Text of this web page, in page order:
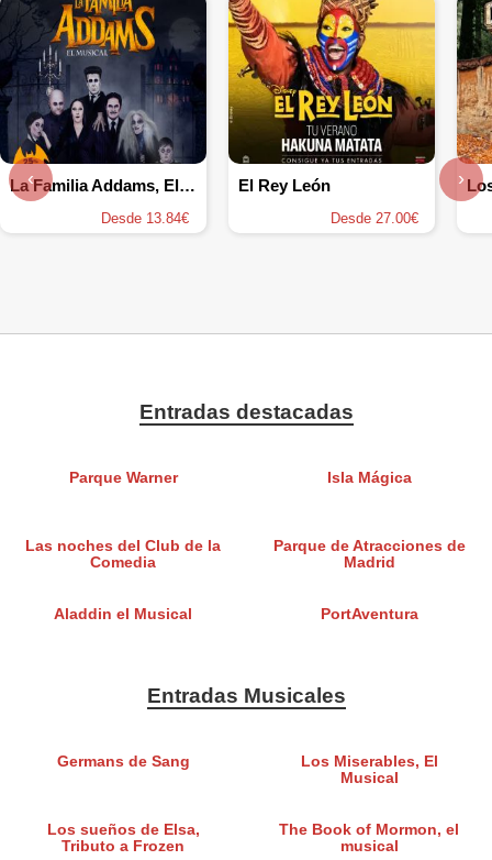
La Familia Addams, El Musical
Desde 13.84€
El Rey León
Desde 27.00€
‹ ›
Entradas destacadas
Parque Warner Isla Mágica
Las noches del Club de la
Comedia
Parque de Atracciones de
Madrid
Aladdin el Musical PortAventura
Entradas Musicales
Germans de Sang
Los Miserables, El
Musical
Los sueños de Elsa,
Tributo a Frozen
The Book of Mormon, el
musical